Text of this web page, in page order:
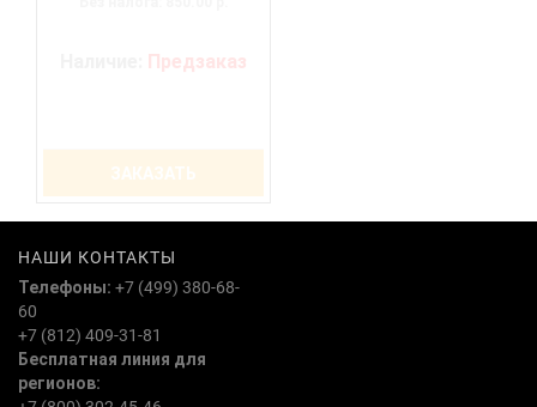
Предзаказ
ЗАКАЗАТЬ
НАШИ КОНТАКТЫ
Телефоны: +7 (499) 380-68-
60
+7 (812) 409-31-81
Бесплатная линия для
регионов: